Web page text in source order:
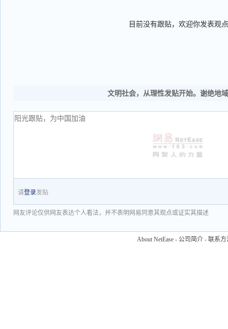
目前没有跟贴，欢迎你发表观点
文明社会，从理性发贴开始。谢绝地
请登录发贴
网友评论仅供网友表达个人看法，并不表明网易同意其观点或证实其描述
About NetEase - 公司简介 - 联系方